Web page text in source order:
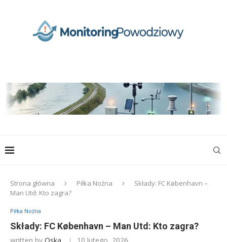
Strona główna Piłka Nożna
Składy: FC København –
Man Utd: Kto zagra?
Piłka Nożna
Składy: FC København – Man Utd: Kto zagra?